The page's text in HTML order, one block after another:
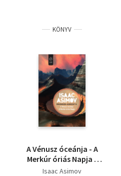
KÖNYV
A Vénusz óceánja - A
Merkúr óriás Napja -
Űrvándor-sorozat II.
Isaac Asimov